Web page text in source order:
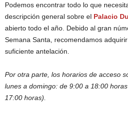
Podemos encontrar todo lo que
descripción general sobre el Palacio
abierto todo el año. Debido al gran
Semana Santa, recomendamos
suficiente antelación.
Por otra parte, los horarios de acceso
lunes a domingo: de 9:00 a 18:00
17:00 horas).